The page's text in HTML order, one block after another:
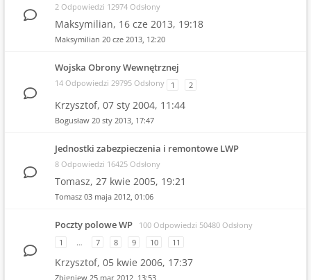
2 Odpowiedzi 12974 Odsłony
Maksymilian, 16 cze 2013, 19:18
Maksymilian 20 cze 2013, 12:20
Wojska Obrony Wewnętrznej
14 Odpowiedzi 29795 Odsłony 1 2
Krzysztof, 07 sty 2004, 11:44
Bogusław 20 sty 2013, 17:47
Jednostki zabezpieczenia i remontowe LWP
8 Odpowiedzi 16425 Odsłony
Tomasz, 27 kwie 2005, 19:21
Tomasz 03 maja 2012, 01:06
Poczty polowe WP
100 Odpowiedzi 50480 Odsłony
1
… 7 8 9 10 11
Krzysztof, 05 kwie 2006, 17:37
Zbigniew 25 mar 2012, 13:53